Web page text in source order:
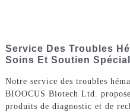
Service Des Troubles
Soins Et Soutien
Notre service des troubles
BIOOCUS Biotech Ltd.
produits de diagnostic et de